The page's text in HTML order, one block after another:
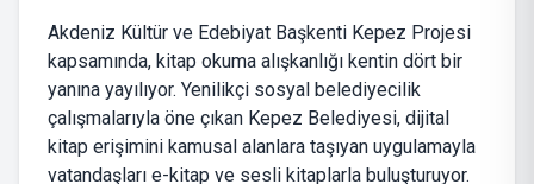
Akdeniz Kültür ve Edebiyat Başkenti Kepez Projesi
kapsamında, kitap okuma alışkanlığı kentin dört bir
yanına yayılıyor. Yenilikçi sosyal belediyecilik
çalışmalarıyla öne çıkan Kepez Belediyesi, dijital
kitap erişimini kamusal alanlara taşıyan uygulamayla
vatandaşları e-kitap ve sesli kitaplarla buluşturuyor.